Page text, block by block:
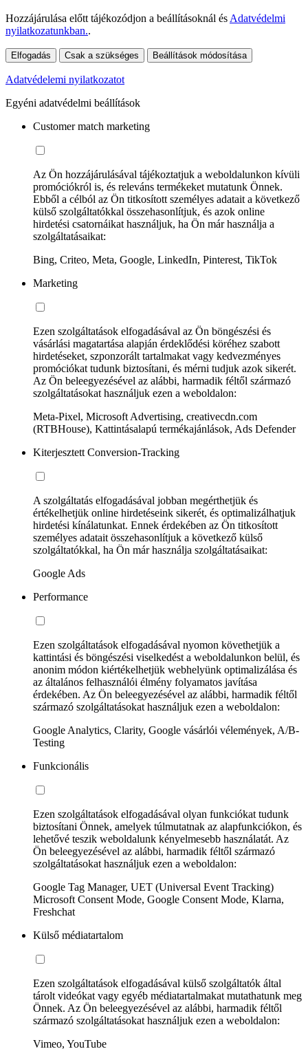
Hozzájárulása előtt tájékozódjon a beállításoknál és Adatvédelmi
nyilatkozatunkban..
Elfogadás Csak a szükséges Beállítások módosítása
Adatvédelemi nyilatkozatot
Egyéni adatvédelmi beállítások
Customer match marketing
Az Ön hozzájárulásával tájékoztatjuk a weboldalunkon kívüli
promóciókról is, és releváns termékeket mutatunk Önnek.
Ebből a célból az Ön titkosított személyes adatait a következő
külső szolgáltatókkal összehasonlítjuk, és azok online
hirdetési csatornáikat használjuk, ha Ön már használja a
szolgáltatásaikat:
Bing, Criteo, Meta, Google, LinkedIn, Pinterest, TikTok
Marketing
Ezen szolgáltatások elfogadásával az Ön böngészési és
vásárlási magatartása alapján érdeklődési köréhez szabott
hirdetéseket, szponzorált tartalmakat vagy kedvezményes
promóciókat tudunk biztosítani, és mérni tudjuk azok sikerét.
Az Ön beleegyezésével az alábbi, harmadik féltől származó
szolgáltatásokat használjuk ezen a weboldalon:
Meta-Pixel, Microsoft Advertising, creativecdn.com
(RTBHouse), Kattintásalapú termékajánlások, Ads Defender
Kiterjesztett Conversion-Tracking
A szolgáltatás elfogadásával jobban megérthetjük és
értékelhetjük online hirdetéseink sikerét, és optimalizálhatjuk
hirdetési kínálatunkat. Ennek érdekében az Ön titkosított
személyes adatait összehasonlítjuk a következő külső
szolgáltatókkal, ha Ön már használja szolgáltatásaikat:
Google Ads
Performance
Ezen szolgáltatások elfogadásával nyomon követhetjük a
kattintási és böngészési viselkedést a weboldalunkon belül, és
anonim módon kiértékelhetjük webhelyünk optimalizálása és
az általános felhasználói élmény folyamatos javítása
érdekében. Az Ön beleegyezésével az alábbi, harmadik féltől
származó szolgáltatásokat használjuk ezen a weboldalon:
Google Analytics, Clarity, Google vásárlói vélemények, A/B-
Testing
Funkcionális
Ezen szolgáltatások elfogadásával olyan funkciókat tudunk
biztosítani Önnek, amelyek túlmutatnak az alapfunkciókon, és
lehetővé teszik weboldalunk kényelmesebb használatát. Az
Ön beleegyezésével az alábbi, harmadik féltől származó
szolgáltatásokat használjuk ezen a weboldalon:
Google Tag Manager, UET (Universal Event Tracking)
Microsoft Consent Mode, Google Consent Mode, Klarna,
Freshchat
Külső médiatartalom
Ezen szolgáltatások elfogadásával külső szolgáltatók által
tárolt videókat vagy egyéb médiatartalmakat mutathatunk meg
Önnek. Az Ön beleegyezésével az alábbi, harmadik féltől
származó szolgáltatásokat használjuk ezen a weboldalon:
Vimeo, YouTube